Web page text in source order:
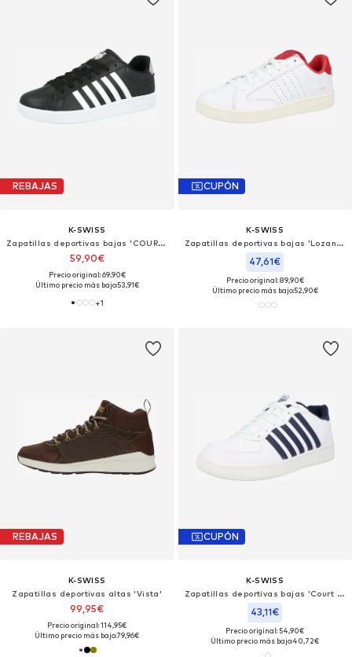
REBAJAS
K-SWISS
Zapatillas deportivas bajas 'COURT TIEBREAK II'
59,90€
Precio original: 69,90€
Último precio más bajo:53,91€
+1
CUPÓN
K-SWISS
Zapatillas deportivas bajas 'Lozan Klub'
47,61€
Precio original: 89,90€
Último precio más bajo:52,90€
REBAJAS
K-SWISS
Zapatillas deportivas altas 'Vista'
99,95€
Precio original: 114,95€
Último precio más bajo:79,96€
CUPÓN
K-SWISS
Zapatillas deportivas bajas 'Court Cali'
43,11€
Precio original: 54,90€
Último precio más bajo:40,72€